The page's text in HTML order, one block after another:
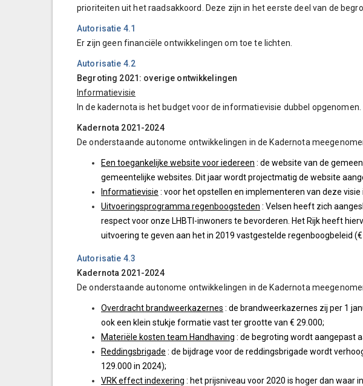
prioriteiten uit het raadsakkoord. Deze zijn in het eerste deel van de
Autorisatie 4.1
Er zijn geen financiële ontwikkelingen om toe te lichten.
Autorisatie 4.2
Begroting 2021: overige ontwikkelingen
Informatievisie
In de kadernota is het budget voor de informatievisie dubbel
Kadernota 2021-2024
De onderstaande autonome ontwikkelingen in de Kadernota
Een toegankelijke website voor iedereen : de website van de
gemeentelijke websites. Dit jaar wordt projectmatig de website
Informatievisie : voor het opstellen en implementeren van deze visie
Uitvoeringsprogramma regenboogsteden : Velsen heeft zich
respect voor onze LHBTI-inwoners te bevorderen. Het Rijk heeft
uitvoering te geven aan het in 2019 vastgestelde regenboogbeleid
Autorisatie 4.3
Kadernota 2021-2024
De onderstaande autonome ontwikkelingen in de Kadernota
Overdracht brandweerkazernes : de brandweerkazernes zij per 1
ook een klein stukje formatie vast ter grootte van € 29.000;
Materiële kosten team Handhaving : de begroting wordt aangepast
Reddingsbrigade : de bijdrage voor de reddingsbrigade wordt
129.000 in 2024);
VRK effect indexering : het prijsniveau voor 2020 is hoger dan waar